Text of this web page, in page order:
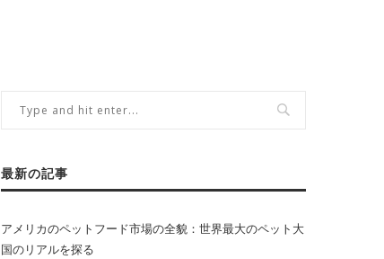
最新の記事
アメリカのペットフード市場の全貌：世界最大のペット大
国のリアルを探る